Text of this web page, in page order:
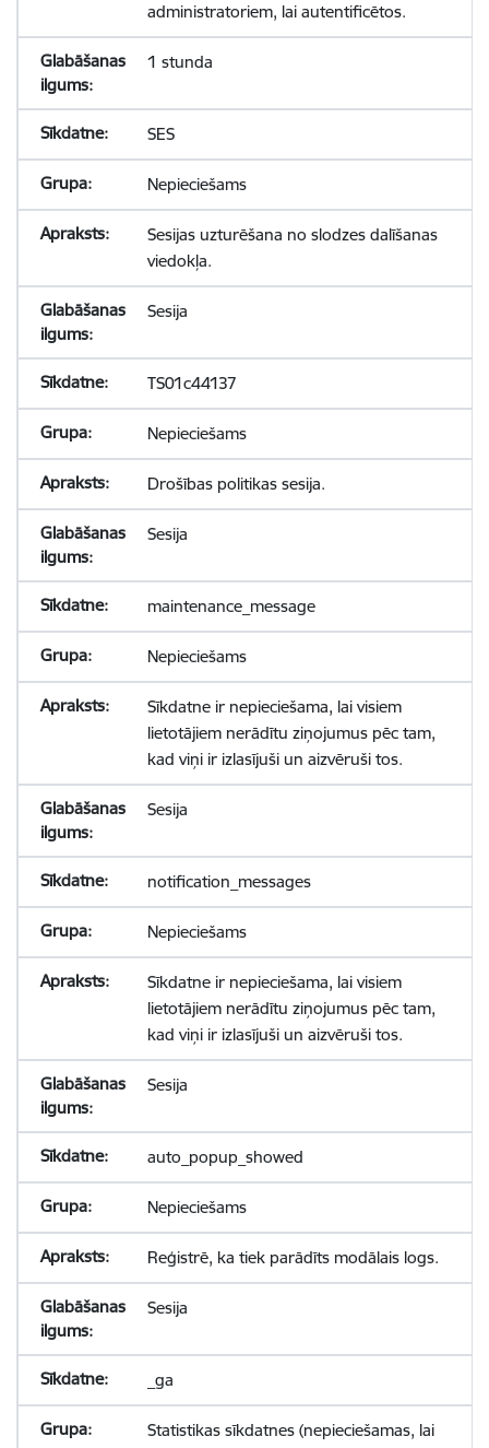
administratoriem, lai autentificētos.
1 stunda
SES
Nepieciešams
Sesijas uzturēšana no slodzes dalīšanas
viedokļa.
Sesija
TS01c44137
Nepieciešams
Drošības politikas sesija.
Sesija
maintenance_message
Nepieciešams
Sīkdatne ir nepieciešama, lai visiem
lietotājiem nerādītu ziņojumus pēc tam,
kad viņi ir izlasījuši un aizvēruši tos.
Sesija
notification_messages
Nepieciešams
Sīkdatne ir nepieciešama, lai visiem
lietotājiem nerādītu ziņojumus pēc tam,
kad viņi ir izlasījuši un aizvēruši tos.
Sesija
auto_popup_showed
Nepieciešams
Reģistrē, ka tiek parādīts modālais logs.
Sesija
_ga
Statistikas sīkdatnes (nepieciešamas, lai